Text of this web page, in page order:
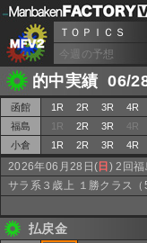
ＴＯＰＩＣＳ
今週の予想
的中実績 06/
函館 1R 2R 3R 4R
福島
1R 2R 3R 4R
小倉
1R 2R 3R 4R
2026年06月28日( 日 ) 2回
サラ系３歳上 １勝クラス
払戻金